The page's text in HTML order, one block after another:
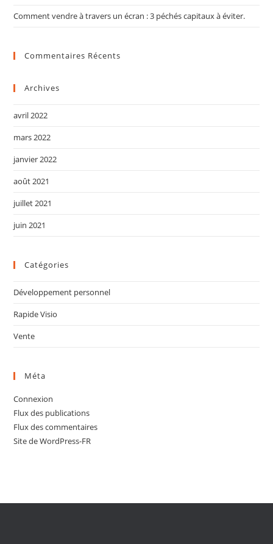
Comment vendre à travers un écran : 3 péchés capitaux à éviter.
Commentaires Récents
Archives
avril 2022
mars 2022
janvier 2022
août 2021
juillet 2021
juin 2021
Catégories
Développement personnel
Rapide Visio
Vente
Méta
Connexion
Flux des publications
Flux des commentaires
Site de WordPress-FR